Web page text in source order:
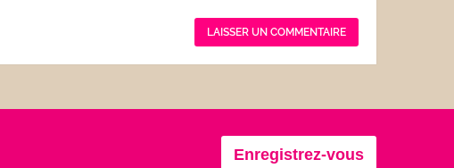
Enregistrez-vous